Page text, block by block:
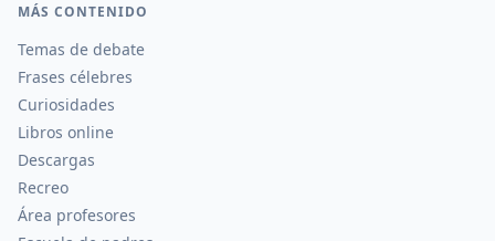
MÁS CONTENIDO
Temas de debate
Frases célebres
Curiosidades
Libros online
Descargas
Recreo
Área profesores